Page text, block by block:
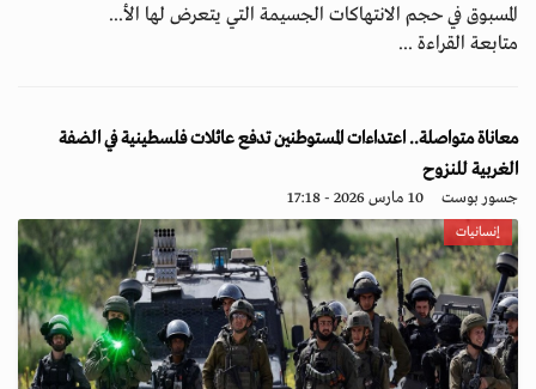
المسبوق في حجم الانتهاكات الجسيمة التي يتعرض لها الأ...
متابعة القراءة ...
معاناة متواصلة.. اعتداءات المستوطنين تدفع عائلات فلسطينية في الضفة
الغربية للنزوح
جسور بوست 10 مارس 2026 - 17:18
إنسانيات